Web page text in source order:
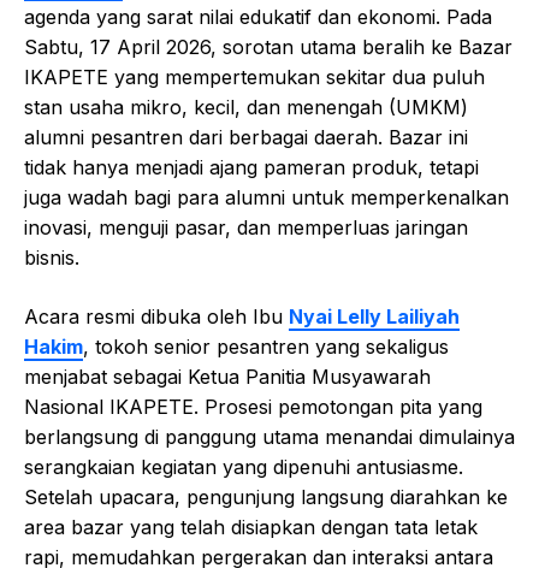
agenda yang sarat nilai edukatif dan ekonomi. Pada
Sabtu, 17 April 2026, sorotan utama beralih ke Bazar
IKAPETE yang mempertemukan sekitar dua puluh
stan usaha mikro, kecil, dan menengah (UMKM)
alumni pesantren dari berbagai daerah. Bazar ini
tidak hanya menjadi ajang pameran produk, tetapi
juga wadah bagi para alumni untuk memperkenalkan
inovasi, menguji pasar, dan memperluas jaringan
bisnis.
Acara resmi dibuka oleh Ibu Nyai Lelly Lailiyah
Hakim, tokoh senior pesantren yang sekaligus
menjabat sebagai Ketua Panitia Musyawarah
Nasional IKAPETE. Prosesi pemotongan pita yang
berlangsung di panggung utama menandai dimulainya
serangkaian kegiatan yang dipenuhi antusiasme.
Setelah upacara, pengunjung langsung diarahkan ke
area bazar yang telah disiapkan dengan tata letak
rapi, memudahkan pergerakan dan interaksi antara